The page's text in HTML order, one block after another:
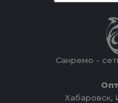
Санремо -
Хабаровск,